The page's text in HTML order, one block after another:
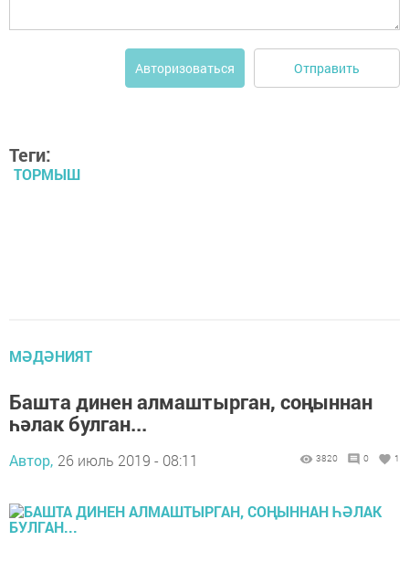
Авторизоваться Отправить
Теги:
ТОРМЫШ
МӘДӘНИЯТ
Башта динен алмаштырган, соңыннан
һәлак булган...
Автор, 26 июль 2019 - 08:11 3820 0 1